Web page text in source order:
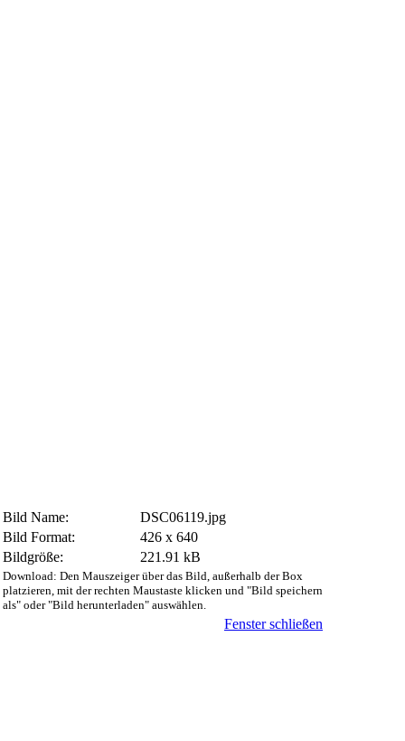
Bild Name:
DSC06119.jpg
Bild Format:
426 x 640
Bildgröße:
221.91 kB
Download: Den Mauszeiger über das Bild, außerhalb der Box
platzieren, mit der rechten Maustaste klicken und "Bild speichern
als" oder "Bild herunterladen" auswählen.
Fenster schließen